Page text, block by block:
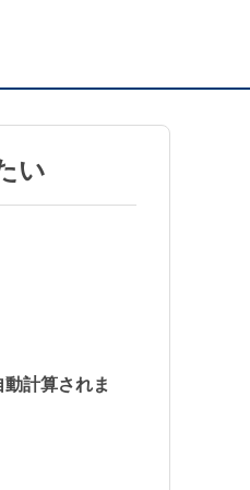
い
計算されま